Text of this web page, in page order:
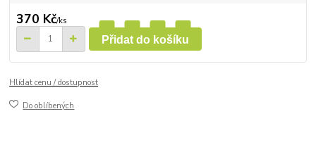
370 Kč/ks
Přidat do košíku
Hlídat cenu / dostupnost
Do oblíbených